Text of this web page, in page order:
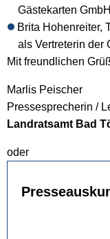
Gästekarten
Brita Hohenreiter,
als Vertreterin der
Mit freundlichen
Marlis Peischer
Pressesprecherin /
Landratsamt Bad
oder